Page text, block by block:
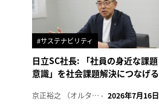
#サステナビリティ
日立SC社長: 「社員の身近な課題
意識」を社会課題解決につなげる
京正裕之 （オルタナ副編集長） 2026年7月16日